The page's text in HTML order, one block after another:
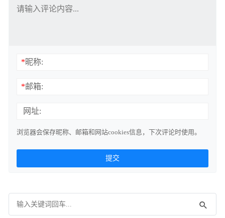
*昵称:
*邮箱:
网址:
浏览器会保存昵称、邮箱和网站cookies信息，下次评论时使用。